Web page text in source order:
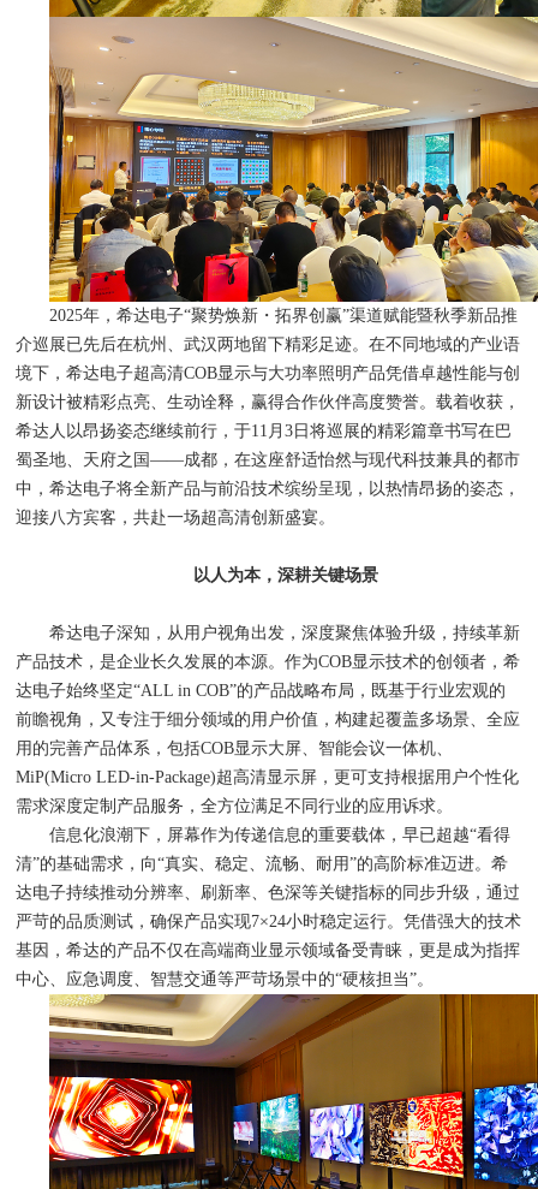
2025年，希达电子“聚势焕新・拓界创赢”渠道赋能暨秋季新品推
介巡展已先后在杭州、武汉两地留下精彩足迹。在不同地域的产业语
境下，希达电子超高清COB显示与大功率照明产品凭借卓越性能与创
新设计被精彩点亮、生动诠释，赢得合作伙伴高度赞誉。载着收获，
希达人以昂扬姿态继续前行，于11月3日将巡展的精彩篇章书写在巴
蜀圣地、天府之国——成都，在这座舒适怡然与现代科技兼具的都市
中，希达电子将全新产品与前沿技术缤纷呈现，以热情昂扬的姿态，
迎接八方宾客，共赴一场超高清创新盛宴。
以人为本，深耕关键场景
希达电子深知，从用户视角出发，深度聚焦体验升级，持续革新
产品技术，是企业长久发展的本源。作为COB显示技术的创领者，希
达电子始终坚定“ALL in COB”的产品战略布局，既基于行业宏观的
前瞻视角，又专注于细分领域的用户价值，构建起覆盖多场景、全应
用的完善产品体系，包括COB显示大屏、智能会议一体机、
MiP(Micro LED-in-Package)超高清显示屏，更可支持根据用户个性化
需求深度定制产品服务，全方位满足不同行业的应用诉求。
信息化浪潮下，屏幕作为传递信息的重要载体，早已超越“看得
清”的基础需求，向“真实、稳定、流畅、耐用”的高阶标准迈进。希
达电子持续推动分辨率、刷新率、色深等关键指标的同步升级，通过
严苛的品质测试，确保产品实现7×24小时稳定运行。凭借强大的技术
基因，希达的产品不仅在高端商业显示领域备受青睐，更是成为指挥
中心、应急调度、智慧交通等严苛场景中的“硬核担当”。